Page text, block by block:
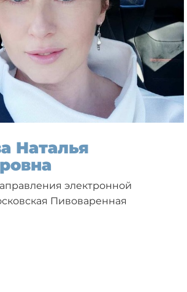
Наталья
электронной
Пивоваренная